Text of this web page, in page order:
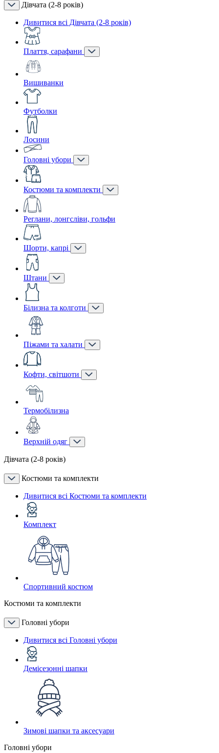
Дівчата (2-8 років)
Дивитися всі Дівчата (2-8 років)
Плаття, сарафани
Вишиванки
Футболки
Лосини
Головні убори
Костюми та комплекти
Реглани, лонгсліви, гольфи
Шорти, капрі
Штани
Білизна та колготи
Піжами та халати
Кофти, світшоти
Термобілизна
Верхній одяг
Дівчата (2-8 років)
Костюми та комплекти
Дивитися всі Костюми та комплекти
Комплект
Спортивний костюм
Костюми та комплекти
Головні убори
Дивитися всі Головні убори
Демісезонні шапки
Зимові шапки та аксесуари
Головні убори